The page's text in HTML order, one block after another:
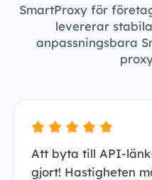
SmartProxy för
levererar
anpassningsbara
Att byta till API-
gjort! Hastigheten